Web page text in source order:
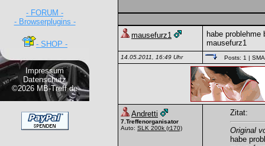
- FORUM -
- Browserplugins -
- SHOP -
Impressum
Datenschutz
©2026 MB-Treff.de
mausefurz1
habe
mausefurz1
14.05.2011, 16:49 Uhr Posts: 1 |
Andretti
7.Treffenorganisator
Auto: SLK 200k (r170)
Zitat:
Original
habe